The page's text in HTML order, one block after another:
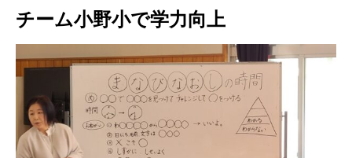
チーム小野小で学力向上